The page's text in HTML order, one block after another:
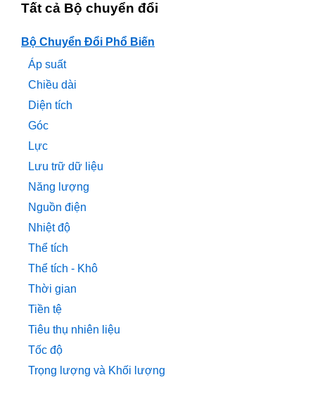
Tất cả Bộ chuyển đổi
Bộ Chuyển Đổi Phổ Biến
Áp suất
Chiều dài
Diện tích
Góc
Lực
Lưu trữ dữ liệu
Năng lượng
Nguồn điện
Nhiệt độ
Thể tích
Thể tích - Khô
Thời gian
Tiền tệ
Tiêu thụ nhiên liệu
Tốc độ
Trọng lượng và Khối lượng